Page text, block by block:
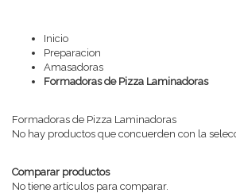
Inicio
Preparacion
Amasadoras
Formadoras de Pizza Laminadoras
Formadoras de Pizza Laminadoras
No hay productos que concuerden con la
Comparar productos
No tiene artículos para comparar.